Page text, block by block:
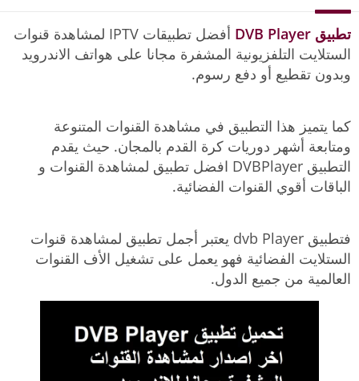
تطبيق DVB Player
أفضل تطبيقات IPTV لمشاهدة قنوات
الستلايت التلفزيونية المشفرة مجانا على هواتف الاندرويد
وبدون تقطيع أو دفع رسوم.
كما يتميز هذا التطبيق في مشاهدة القنوات المتنوعة
ومتابعة أشهر دوريات كرة القدم بالمجان. حيث يقدم
التطبيق DVBPlayer افضل تطبيق لمشاهدة القنوات و
الباقات أقوي القنوات الفضائية.
فتطبيق dvb Player يعتبر أجمل تطبيق لمشاهدة قنوات
الستلايت الفضائية فهو يعمل على تشغيل الأف القنوات
العالمية من جميع الدول.